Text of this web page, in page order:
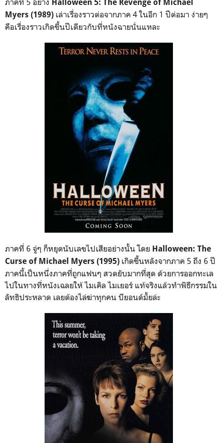
Halloween 5: The Revenge of Michael
Myers (1989) เล่าเรื่องราวต่อจากภาค 4 ในอีก 1 ปีต่อมา ง่ายๆ
คือเรื่องราวเกิดขึ้นปีเดียวกับที่หนังฉายนั่นแหละ
ภาคที่ 6 จู่ๆ ก็หยุดนับเลขไปเสียอย่างนั้น โดย Halloween: The
Curse of Michael Myers (1995) เกิดขึ้นหลังจากภาค 5 ถึง 6 ปี
ภาคนี้เป็นหนึ่งภาคที่ถูกแฟนๆ สวดยับมากที่สุด ด้วยการออกทะเล
ไปในทางที่หนังเฉลยให้ ไมเคิล ไมเยอร์ แท้จริงแล้วทำพิธีกรรมใน
ลัทธิประหลาด เลยต้องไล่ฆ่าทุกคน บียอนด์มั้ยล่ะ